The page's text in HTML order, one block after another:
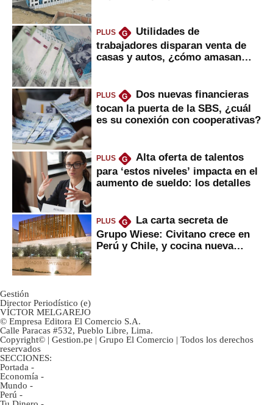
PLUS G
Utilidades de
trabajadores disparan venta de
casas y autos, ¿cómo amasan
PLUS G
Dos nuevas financieras
tocan la puerta de la SBS, ¿cuál
es su conexión con cooperativas?
PLUS G
Alta oferta de talentos
para ‘estos niveles’ impacta en el
aumento de sueldo: los detalles
PLUS G
La carta secreta de
Grupo Wiese: Civitano crece en
Perú y Chile, y cocina nueva
Gestión
Director Periodístico (e)
VÍCTOR MELGAREJO
© Empresa Editora El Comercio S.A.
Calle Paracas #532, Pueblo Libre, Lima.
Copyright© | Gestion.pe | Grupo El Comercio | Todos los derechos
reservados
SECCIONES:
Portada -
Economía -
Mundo -
Perú -